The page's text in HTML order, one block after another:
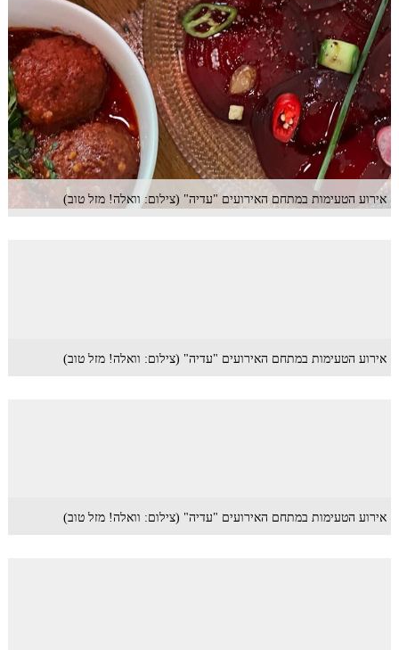
אירוע הטעימות במתחם האירועים "עדיה" (צילום: וואלה! מזל טוב)
אירוע הטעימות במתחם האירועים "עדיה" (צילום: וואלה! מזל טוב)
אירוע הטעימות במתחם האירועים "עדיה" (צילום: וואלה! מזל טוב)